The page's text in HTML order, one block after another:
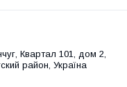
Квартал 101, дом 2,
район, Україна